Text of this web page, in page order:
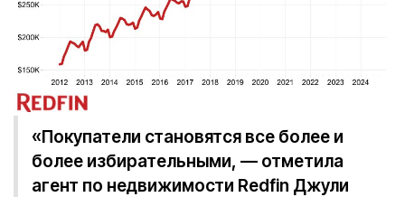
«Покупатели становятся все более и
более избирательными, — отметила
агент по недвижимости Redfin Джули